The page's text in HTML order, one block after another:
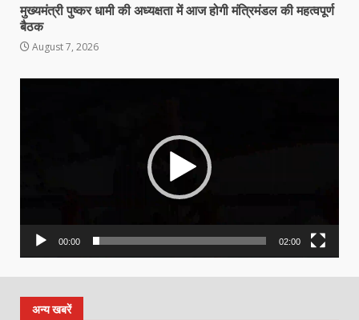
मुख्यमंत्री पुष्कर धामी की अध्यक्षता में आज होगी मंत्रिमंडल की महत्वपूर्ण
बैठक
August 7, 2026
00:00 02:00
अन्य खबरें